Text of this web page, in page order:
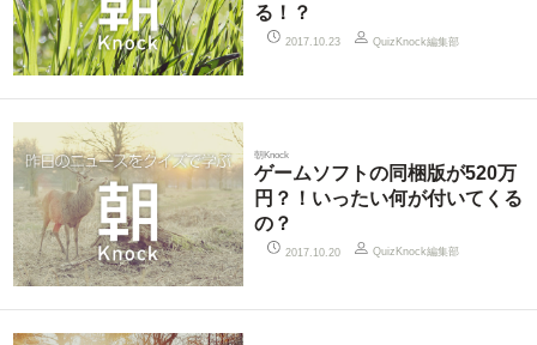
る！？
2017.10.23 QuizKnock編集部
朝Knock
ゲームソフトの同梱版が520万
円？！いったい何が付いてくる
の？
2017.10.20 QuizKnock編集部